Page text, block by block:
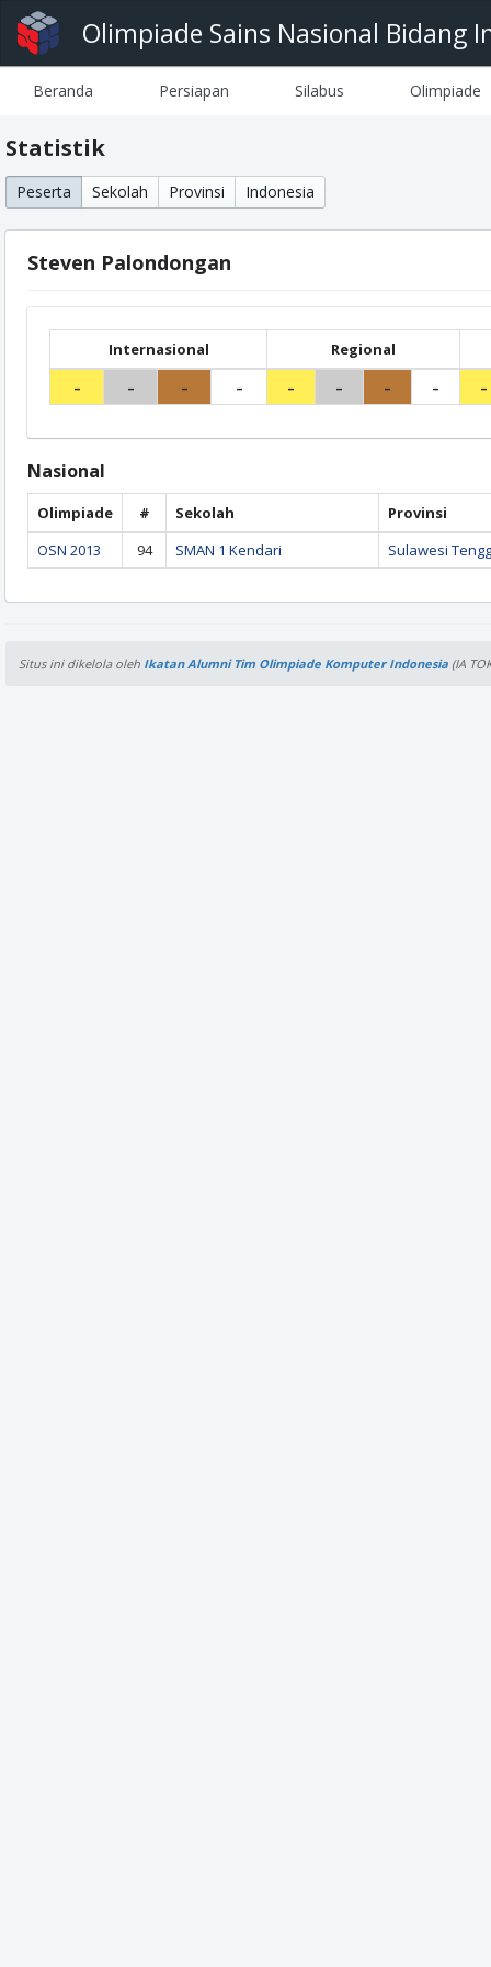
Olimpiade Sains Nasional Bidang
Beranda Persiapan Silabus Olimpiade
Statistik
Peserta Sekolah Provinsi Indonesia
Steven Palondongan
Internasional Regional
- - - - - - - - -
Nasional
Olimpiade # Sekolah
Provinsi
OSN 2013
94 SMAN 1 Kendari Sulawesi
Situs ini dikelola oleh Ikatan Alumni Tim Olimpiade Komputer Indonesia (IA